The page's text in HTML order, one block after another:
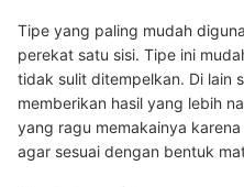
Tipe yang paling mudah
perekat satu sisi. Tipe ini
tidak sulit ditempelkan. Di lain
memberikan hasil yang lebih
yang ragu memakainya
agar sesuai dengan bentuk